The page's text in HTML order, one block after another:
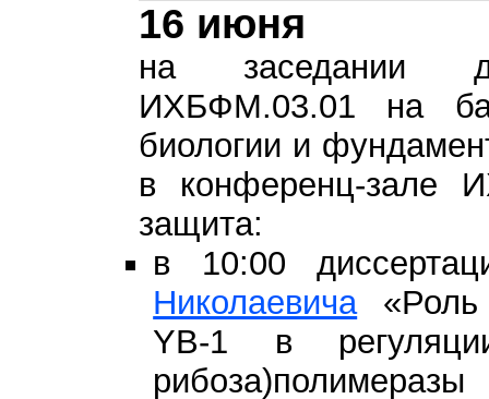
16 июня
на заседании
ИХБФМ.03.01 на
биологии и
в конференц-зале
защита:
в 10:00
Николаевича«Роль
YB-1 в